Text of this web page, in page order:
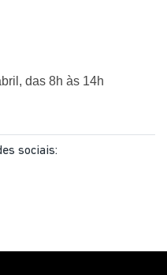
das 8h às 14h
sociais: